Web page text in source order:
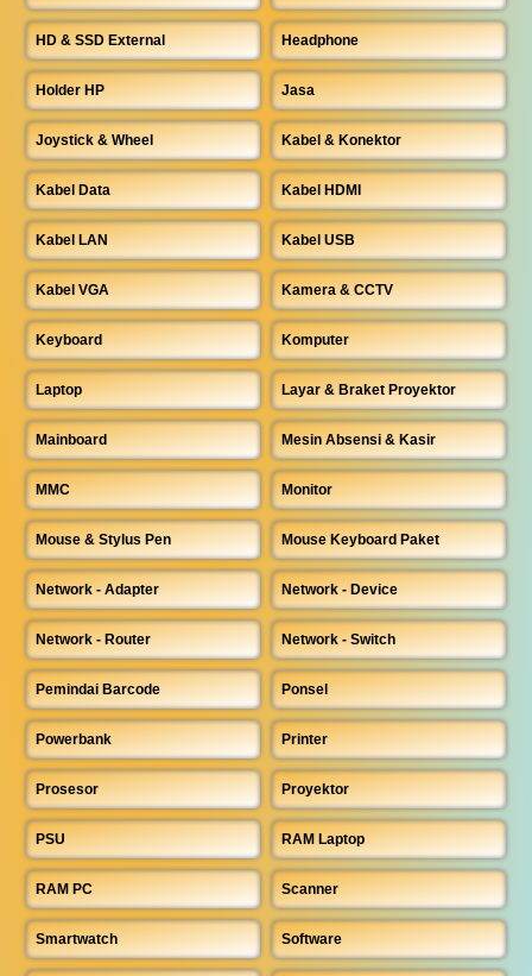
HD & SSD External Headphone
Holder HP Jasa
Joystick & Wheel Kabel & Konektor
Kabel Data Kabel HDMI
Kabel LAN Kabel USB
Kabel VGA Kamera & CCTV
Keyboard Komputer
Laptop Layar & Braket Proyektor
Mainboard Mesin Absensi & Kasir
MMC Monitor
Mouse & Stylus Pen Mouse Keyboard Paket
Network - Adapter Network - Device
Network - Router Network - Switch
Pemindai Barcode Ponsel
Powerbank Printer
Prosesor Proyektor
PSU RAM Laptop
RAM PC Scanner
Smartwatch Software